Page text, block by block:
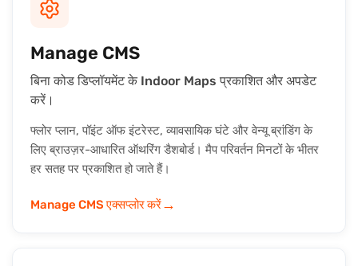
Manage CMS
बिना कोड डिप्लॉयमेंट के Indoor Maps प्रकाशित और अपडेट
करें।
फ्लोर प्लान, पॉइंट ऑफ इंटरेस्ट, व्यावसायिक घंटे और वेन्यू ब्रांडिंग के
लिए ब्राउज़र-आधारित ऑथरिंग डैशबोर्ड। मैप परिवर्तन मिनटों के भीतर
हर सतह पर प्रकाशित हो जाते हैं।
Manage CMS एक्सप्लोर करें→